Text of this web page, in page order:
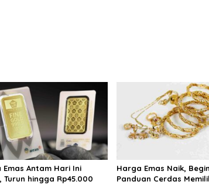
Emas Antam Hari Ini
Turun hingga Rp45.000
Harga Emas Naik,
Panduan Cerdas